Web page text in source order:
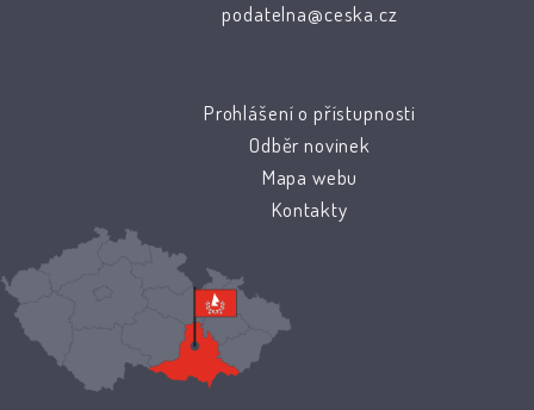
podatelna@ceska.cz
Prohlášení o přístupnosti
Odběr novinek
Mapa webu
Kontakty